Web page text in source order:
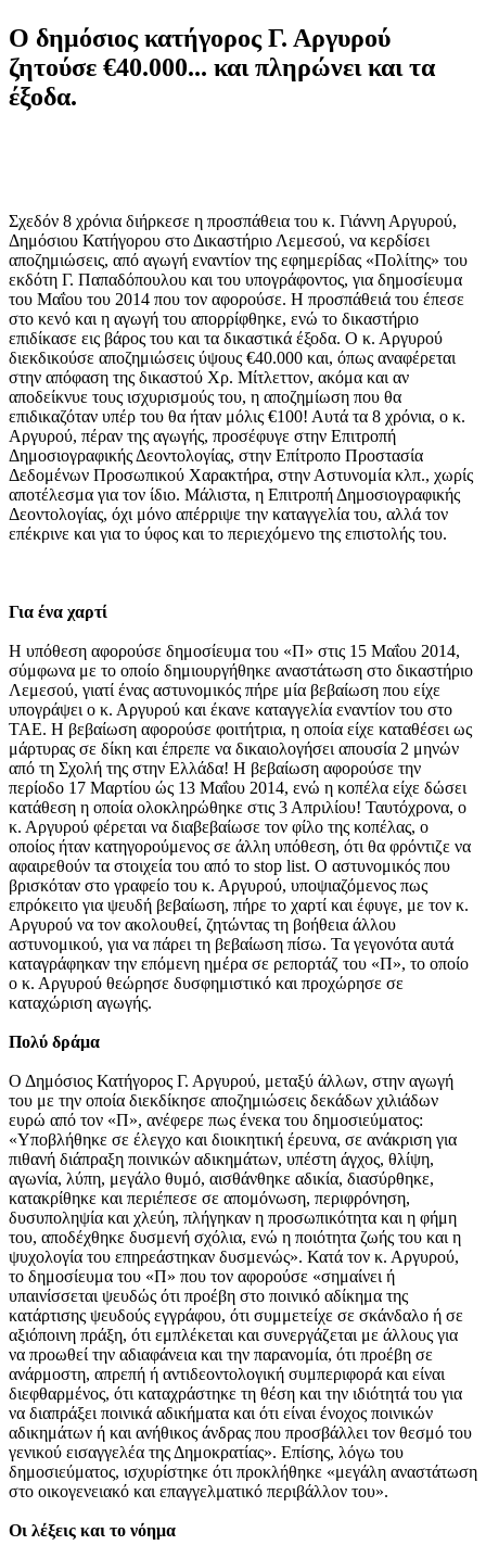
Ο δημόσιος κατήγορος Γ. Αργυρού
ζητούσε €40.000... και πληρώνει και τα
έξοδα.
Σχεδόν 8 χρόνια διήρκεσε η προσπάθεια του κ. Γιάννη Αργυρού,
Δημόσιου Κατήγορου στο Δικαστήριο Λεμεσού, να κερδίσει
αποζημιώσεις, από αγωγή εναντίον της εφημερίδας «Πολίτης» του
εκδότη Γ. Παπαδόπουλου και του υπογράφοντος, για δημοσίευμα
του Μαΐου του 2014 που τον αφορούσε. Η προσπάθειά του έπεσε
στο κενό και η αγωγή του απορρίφθηκε, ενώ το δικαστήριο
επιδίκασε εις βάρος του και τα δικαστικά έξοδα. Ο κ. Αργυρού
διεκδικούσε αποζημιώσεις ύψους €40.000 και, όπως αναφέρεται
στην απόφαση της δικαστού Χρ. Μίτλεττον, ακόμα και αν
αποδείκνυε τους ισχυρισμούς του, η αποζημίωση που θα
επιδικαζόταν υπέρ του θα ήταν μόλις €100! Αυτά τα 8 χρόνια, ο κ.
Αργυρού, πέραν της αγωγής, προσέφυγε στην Επιτροπή
Δημοσιογραφικής Δεοντολογίας, στην Επίτροπο Προστασία
Δεδομένων Προσωπικού Χαρακτήρα, στην Αστυνομία κλπ., χωρίς
αποτέλεσμα για τον ίδιο. Μάλιστα, η Επιτροπή Δημοσιογραφικής
Δεοντολογίας, όχι μόνο απέρριψε την καταγγελία του, αλλά τον
επέκρινε και για το ύφος και το περιεχόμενο της επιστολής του.
Για ένα χαρτί
Η υπόθεση αφορούσε δημοσίευμα του «Π» στις 15 Μαΐου 2014,
σύμφωνα με το οποίο δημιουργήθηκε αναστάτωση στο δικαστήριο
Λεμεσού, γιατί ένας αστυνομικός πήρε μία βεβαίωση που είχε
υπογράψει ο κ. Αργυρού και έκανε καταγγελία εναντίον του στο
ΤΑΕ. Η βεβαίωση αφορούσε φοιτήτρια, η οποία είχε καταθέσει ως
μάρτυρας σε δίκη και έπρεπε να δικαιολογήσει απουσία 2 μηνών
από τη Σχολή της στην Ελλάδα! Η βεβαίωση αφορούσε την
περίοδο 17 Μαρτίου ώς 13 Μαΐου 2014, ενώ η κοπέλα είχε δώσει
κατάθεση η οποία ολοκληρώθηκε στις 3 Απριλίου! Ταυτόχρονα, ο
κ. Αργυρού φέρεται να διαβεβαίωσε τον φίλο της κοπέλας, ο
οποίος ήταν κατηγορούμενος σε άλλη υπόθεση, ότι θα φρόντιζε να
αφαιρεθούν τα στοιχεία του από το stop list. Ο αστυνομικός που
βρισκόταν στο γραφείο του κ. Αργυρού, υποψιαζόμενος πως
επρόκειτο για ψευδή βεβαίωση, πήρε το χαρτί και έφυγε, με τον κ.
Αργυρού να τον ακολουθεί, ζητώντας τη βοήθεια άλλου
αστυνομικού, για να πάρει τη βεβαίωση πίσω. Τα γεγονότα αυτά
καταγράφηκαν την επόμενη ημέρα σε ρεπορτάζ του «Π», το οποίο
ο κ. Αργυρού θεώρησε δυσφημιστικό και προχώρησε σε
καταχώριση αγωγής.
Πολύ δράμα
Ο Δημόσιος Κατήγορος Γ. Αργυρού, μεταξύ άλλων, στην αγωγή
του με την οποία διεκδίκησε αποζημιώσεις δεκάδων χιλιάδων
ευρώ από τον «Π», ανέφερε πως ένεκα του δημοσιεύματος:
«Υποβλήθηκε σε έλεγχο και διοικητική έρευνα, σε ανάκριση για
πιθανή διάπραξη ποινικών αδικημάτων, υπέστη άγχος, θλίψη,
αγωνία, λύπη, μεγάλο θυμό, αισθάνθηκε αδικία, διασύρθηκε,
κατακρίθηκε και περιέπεσε σε απομόνωση, περιφρόνηση,
δυσυποληψία και χλεύη, πλήγηκαν η προσωπικότητα και η φήμη
του, αποδέχθηκε δυσμενή σχόλια, ενώ η ποιότητα ζωής του και η
ψυχολογία του επηρεάστηκαν δυσμενώς». Κατά τον κ. Αργυρού,
το δημοσίευμα του «Π» που τον αφορούσε «σημαίνει ή
υπαινίσσεται ψευδώς ότι προέβη στο ποινικό αδίκημα της
κατάρτισης ψευδούς εγγράφου, ότι συμμετείχε σε σκάνδαλο ή σε
αξιόποινη πράξη, ότι εμπλέκεται και συνεργάζεται με άλλους για
να προωθεί την αδιαφάνεια και την παρανομία, ότι προέβη σε
ανάρμοστη, απρεπή ή αντιδεοντολογική συμπεριφορά και είναι
διεφθαρμένος, ότι καταχράστηκε τη θέση και την ιδιότητά του για
να διαπράξει ποινικά αδικήματα και ότι είναι ένοχος ποινικών
αδικημάτων ή και ανήθικος άνδρας που προσβάλλει τον θεσμό του
γενικού εισαγγελέα της Δημοκρατίας». Επίσης, λόγω του
δημοσιεύματος, ισχυρίστηκε ότι προκλήθηκε «μεγάλη αναστάτωση
στο οικογενειακό και επαγγελματικό περιβάλλον του».
Οι λέξεις και το νόημα